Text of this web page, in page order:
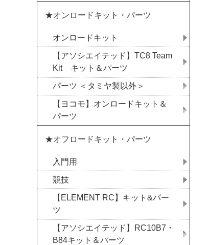
★オンロードキット・パーツ
オンロードキット
【アソシエイテッド】TC8 Team
Kit キット＆パーツ
パーツ ＜タミヤ製以外＞
【ヨコモ】オンロードキット＆
パーツ
★オフロードキット・パーツ
入門用
競技
【ELEMENT RC】キット&パー
ツ
【アソシエイテッド】RC10B7・
B84キット＆パーツ